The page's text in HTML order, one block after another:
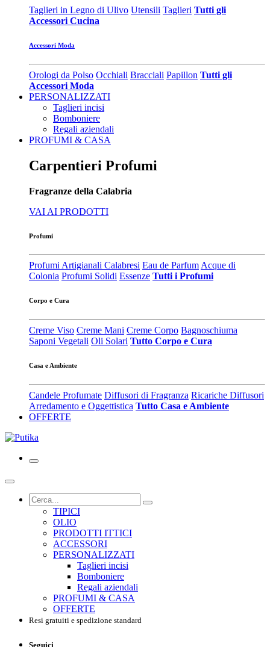
Taglieri in Legno di Ulivo Utensili Taglieri Tutti gli
Accessori Cucina
Accessori Moda
Orologi da Polso Occhiali Bracciali Papillon Tutti gli
Accessori Moda
PERSONALIZZATI
Taglieri incisi
Bomboniere
Regali aziendali
PROFUMI & CASA
Carpentieri Profumi
Fragranze della Calabria
VAI AI PRODOTTI
Profumi
Profumi Artigianali Calabresi Eau de ParfumAcque di
Colonia Profumi Solidi Essenze Tutti i Profumi
Corpo e Cura
Creme Viso Creme Mani Creme Corpo Bagnoschiuma
Saponi Vegetali Oli Solari Tutto Corpo e Cura
Casa e Ambiente
Candele Profumate Diffusori di Fragranza Ricariche Diffusori
Arredamento e Oggettistica Tutto Casa e Ambiente
OFFERTE
TIPICI
OLIO
PRODOTTI ITTICI
ACCESSORI
PERSONALIZZATI
Taglieri incisi
Bomboniere
Regali aziendali
PROFUMI & CASA
OFFERTE
Resi gratuiti e spedizione standard
Seguici